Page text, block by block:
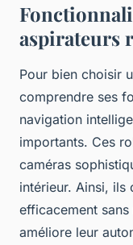
aspirateurs
Pour bien choisir
comprendre ses
navigation
importants. Ces
caméras
intérieur. Ainsi, ils
efficacement
améliore leur